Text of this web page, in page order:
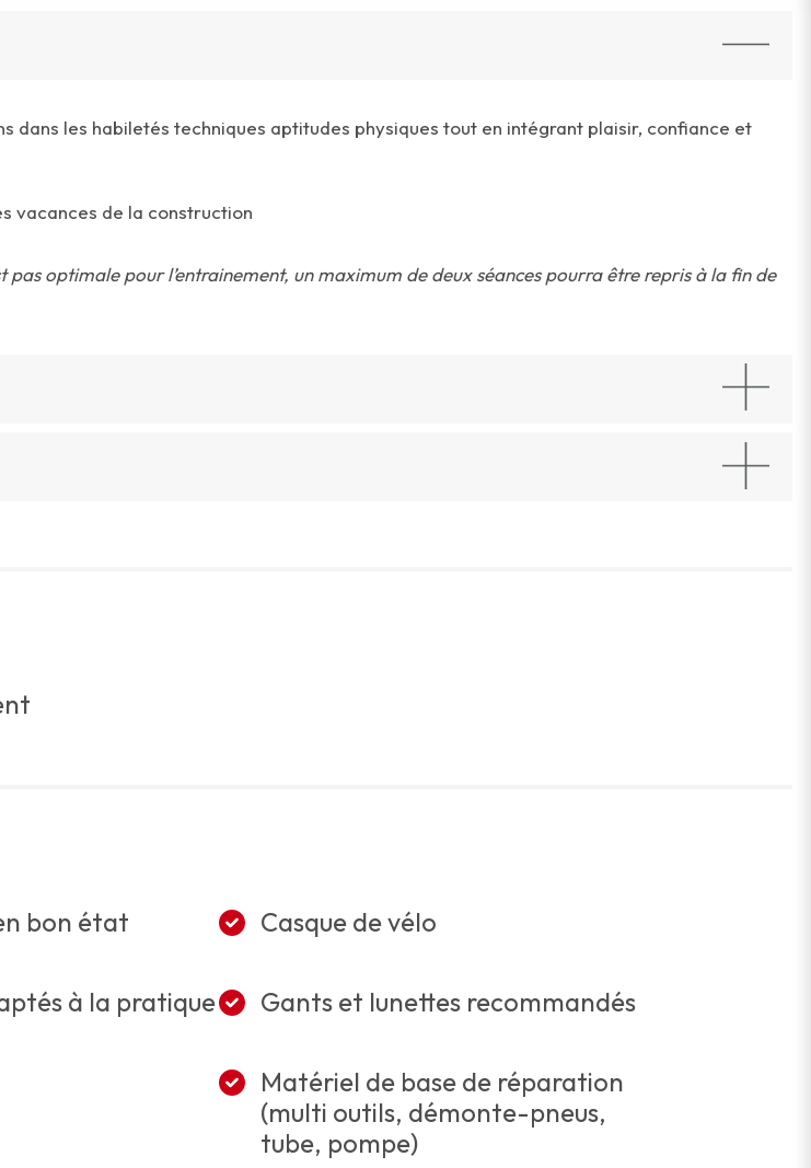
les habiletés techniques aptitudes physiques tout en intégrant plaisir, confiance et
vacances de la construction
pas optimale pour l’entrainement, un maximum de deux séances pourra être repris à la fin de
bon état Casque de vélo
à la pratique
Gants et lunettes recommandés
Matériel de base de réparation
(multi outils, démonte-pneus,
tube, pompe)